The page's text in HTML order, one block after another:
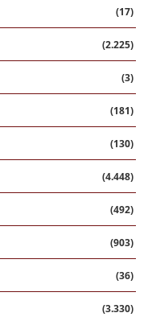
(17)
(2.225)
(3)
(181)
(130)
(4.448)
(492)
(903)
(36)
(3.330)